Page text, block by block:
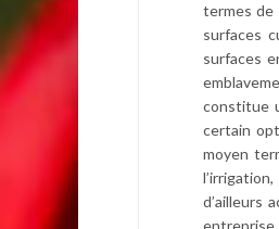
termes de
surfaces
surfaces
constitue
certain
moyen
d’ailleurs
entreprise